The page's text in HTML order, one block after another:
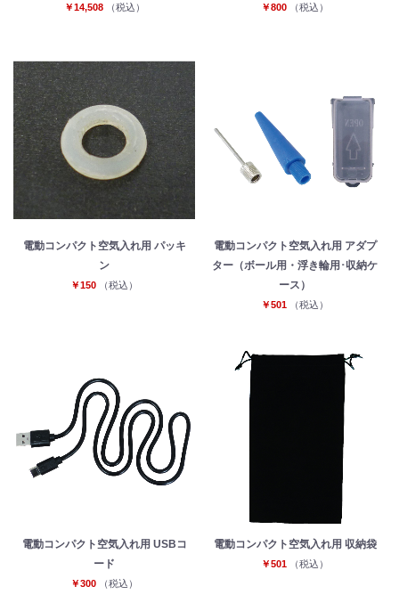
￥14,508 （税込） ￥800 （税込）
電動コンパクト空気入れ用 パッキ
ン
￥150 （税込）
電動コンパクト空気入れ用 アダプ
ター（ボール用・浮き輪用･収納ケ
ース）
￥501 （税込）
電動コンパクト空気入れ用 USBコ
ード
￥300 （税込）
電動コンパクト空気入れ用 収納袋
￥501 （税込）